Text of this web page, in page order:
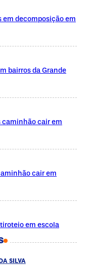
em decomposição em
bairros da Grande
caminhão cair em
cair em
em escola
SILVA